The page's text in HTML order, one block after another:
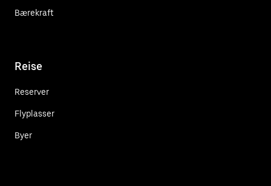
Bærekraft
Reise
Reserver
Flyplasser
Byer